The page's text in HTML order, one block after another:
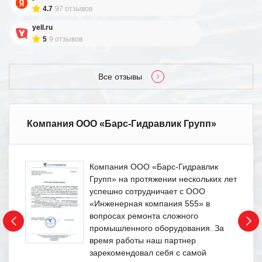
4.7 97 отзывов
yell.ru
5 9 отзывов
Все отзывы
Компания ООО «Барс-Гидравлик Групп»
Компания ООО «Барс-Гидравлик
Групп» на протяжении нескольких лет
успешно сотрудничает с ООО
«Инженерная компания 555» в
вопросах ремонта сложного
промышленного оборудования. За
время работы наш партнер
зарекомендовал себя с самой